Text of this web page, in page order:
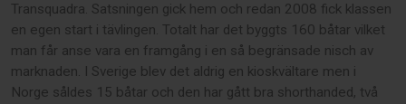
Transquadra. Satsningen gick hem och redan 2008 fick klassen
en egen start i tävlingen. Totalt har det byggts 160 båtar vilket
man får anse vara en framgång i en så begränsade nisch av
marknaden. I Sverige blev det aldrig en kioskvältare men i
Norge såldes 15 båtar och den har gått bra shorthanded, två